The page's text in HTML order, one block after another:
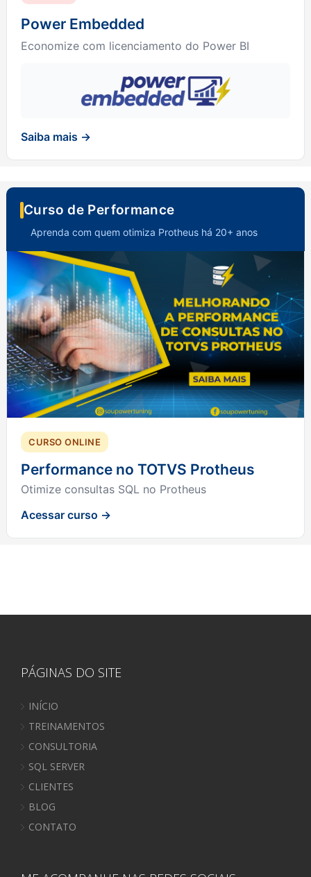
Power Embedded
Economize com licenciamento do Power BI
Saiba mais →
Curso de Performance
Aprenda com quem otimiza Protheus há 20+ anos
CURSO ONLINE
Performance no TOTVS Protheus
Otimize consultas SQL no Protheus
Acessar curso →
PÁGINAS DO SITE
INÍCIO
TREINAMENTOS
CONSULTORIA
SQL SERVER
CLIENTES
BLOG
CONTATO